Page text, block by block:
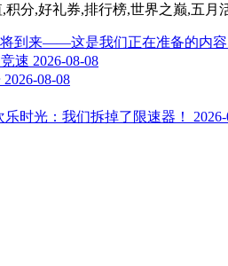
分,好礼券,排行榜,世界之巅,五月
将到来——这是我们正在准备的内容
速 2026-08-08
2026-08-08
乐时光：我们拆掉了限速器！